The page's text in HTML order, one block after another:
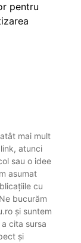
pentru
mai mult
atunci
sau o idee
asumat
cu
bucurăm
și suntem
cita sursa
și